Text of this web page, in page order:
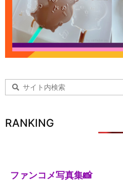
RANKING
ファンコメ写真集📸